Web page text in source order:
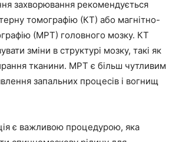
захворювання рекомендується
томографію (КТ) або магнітно-
(МРТ) головного мозку. КТ
зміни в структурі мозку, такі як
тканини. МРТ є більш чутливим
запальних процесів і вогнищ
є важливою процедурою, яка